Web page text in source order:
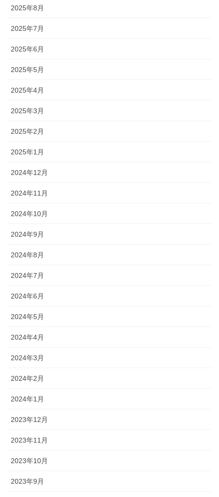
2025年8月
2025年7月
2025年6月
2025年5月
2025年4月
2025年3月
2025年2月
2025年1月
2024年12月
2024年11月
2024年10月
2024年9月
2024年8月
2024年7月
2024年6月
2024年5月
2024年4月
2024年3月
2024年2月
2024年1月
2023年12月
2023年11月
2023年10月
2023年9月